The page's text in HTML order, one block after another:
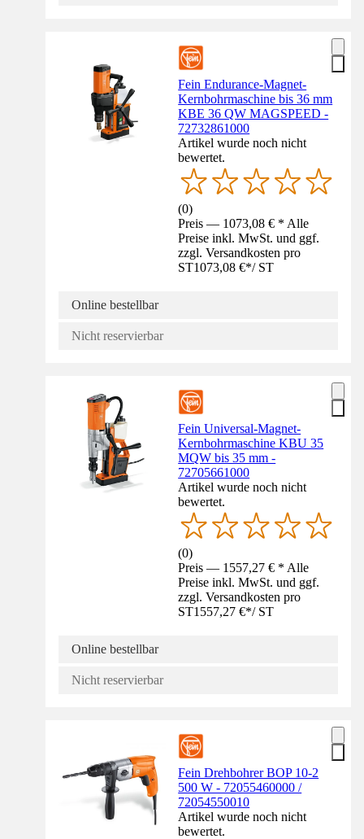
Fein Endurance-Magnet-
Kernbohrmaschine bis 36 mm
KBE 36 QW MAGSPEED -
72732861000
Artikel wurde noch nicht
bewertet.
(0)
Preis — 1073,08 € * Alle
Preise inkl. MwSt. und ggf.
zzgl. Versandkosten pro
ST1073,08 €*/ ST
Online bestellbar
Nicht reservierbar
Fein Universal-Magnet-
Kernbohrmaschine KBU 35
MQW bis 35 mm -
72705661000
Artikel wurde noch nicht
bewertet.
(0)
Preis — 1557,27 € * Alle
Preise inkl. MwSt. und ggf.
zzgl. Versandkosten pro
ST1557,27 €*/ ST
Online bestellbar
Nicht reservierbar
Fein Drehbohrer BOP 10-2
500 W - 72055460000 /
72054550010
Artikel wurde noch nicht
bewertet.